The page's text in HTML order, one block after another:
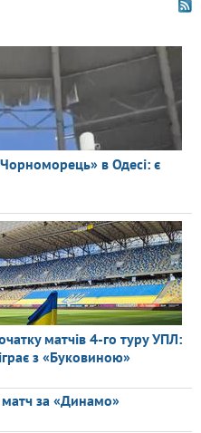
в Одесі: є
матчів 4-го туру УПЛ:
з «Буковиною»
за «Динамо»